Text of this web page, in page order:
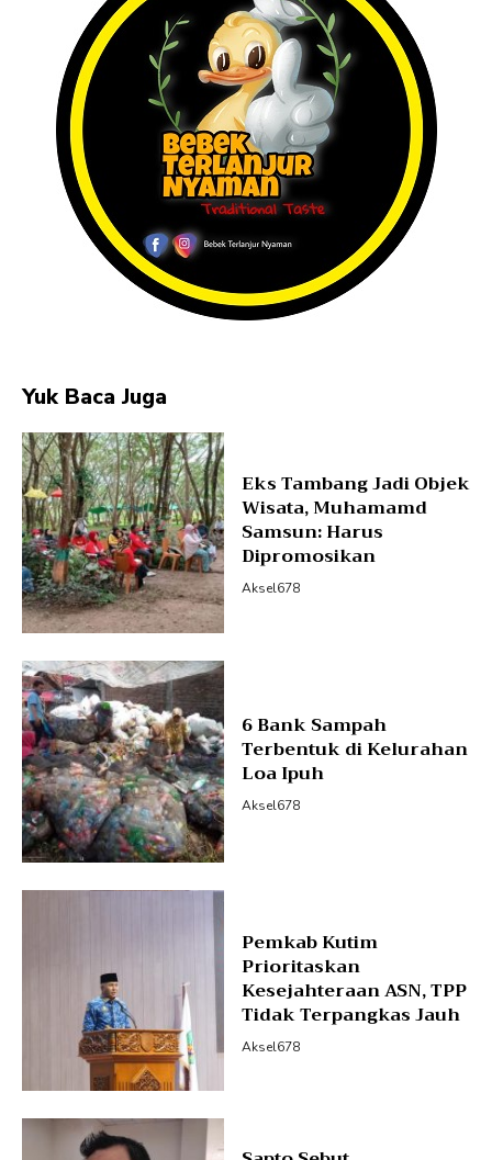
Yuk Baca Juga
Eks Tambang Jadi Objek
Wisata, Muhamamd
Samsun: Harus
Dipromosikan
Aksel678
6 Bank Sampah
Terbentuk di Kelurahan
Loa Ipuh
Aksel678
Pemkab Kutim
Prioritaskan
Kesejahteraan ASN, TPP
Tidak Terpangkas Jauh
Aksel678